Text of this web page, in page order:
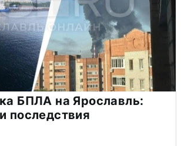
БПЛА на Ярославль:
последствия